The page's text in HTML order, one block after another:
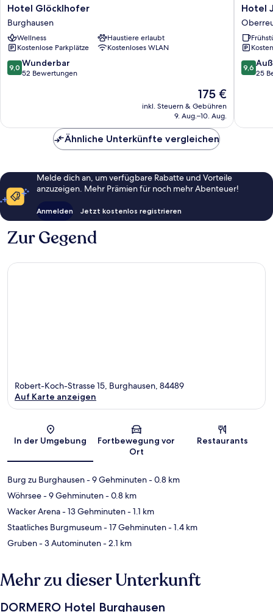
Hotel
Glöcklhofer
Burghausen
Hotel Glöcklhofer
Burghausen
Wellness
Haustiere erlaubt
Kostenlose Parkplätze
Kostenloses WLAN
9.0
von
9,0 Wunderbar
52 Bewertungen
Der
Preis
beträgt
175 €
inkl. Steuern & Gebühren
9. Aug.–10. Aug.
Hotel
JMS
Holiday
Allgäu
Hotel
9.6
von
9,6
25
Ähnliche Unterkünfte vergleichen
Melde dich an, um verfügbare Rabatte und Vorteile
anzuzeigen. Mehr Prämien für noch mehr Abenteuer!
Anmelden Jetzt kostenlos registrieren
Zur Gegend
Karte
Robert-Koch-Strasse 15, Burghausen, 84489
Auf Karte anzeigen
In der Umgebung
Fortbewegung vor
Ort
Restaurants
Burg zu Burghausen- 9 Gehminuten- 0.8 km
Wöhrsee- 9 Gehminuten- 0.8 km
Wacker Arena- 13 Gehminuten- 1.1 km
Staatliches Burgmuseum- 17 Gehminuten- 1.4 km
Gruben- 3 Autominuten- 2.1 km
Mehr zu dieser Unterkunft
DORMERO Hotel Burghausen